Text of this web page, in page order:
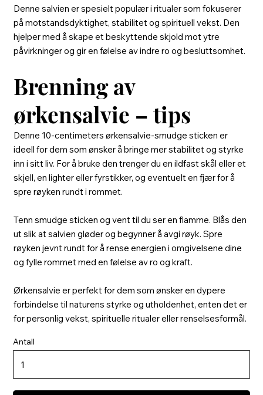
Denne salvien er spesielt populær i ritualer som fokuserer
på motstandsdyktighet, stabilitet og spirituell vekst. Den
hjelper med å skape et beskyttende skjold mot ytre
påvirkninger og gir en følelse av indre ro og besluttsomhet.
Brenning av
ørkensalvie – tips
Denne 10-centimeters ørkensalvie-smudge sticken er
ideell for dem som ønsker å bringe mer stabilitet og styrke
inn i sitt liv. For å bruke den trenger du en ildfast skål eller et
skjell, en lighter eller fyrstikker, og eventuelt en fjær for å
spre røyken rundt i rommet.
Tenn smudge sticken og vent til du ser en flamme. Blås den
ut slik at salvien gløder og begynner å avgi røyk. Spre
røyken jevnt rundt for å rense energien i omgivelsene dine
og fylle rommet med en følelse av ro og kraft.
Ørkensalvie er perfekt for dem som ønsker en dypere
forbindelse til naturens styrke og utholdenhet, enten det er
for personlig vekst, spirituelle ritualer eller renselsesformål.
Antall